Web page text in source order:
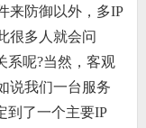
来防御以外，多IP
很多人就会问
系呢?当然，客观
说我们一台服务
到了一个主要IP